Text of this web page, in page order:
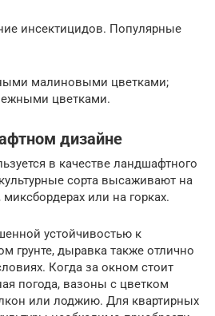
инсектицидов. Популярные
малиновыми цветками;
цветками.
дизайне
в качестве ландшафтного
сорта высаживают на
или на горках.
устойчивостью к
грунте, дыравка также отлично
Когда за окном стоит
погода, вазоны с цветком
или лоджию. Для квартирных